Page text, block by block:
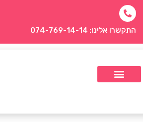
התקשרו אלינו: 074-769-14-14